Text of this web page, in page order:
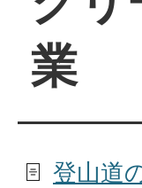
業
登山道